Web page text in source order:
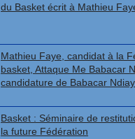
du Basket écrit à Mathieu
Mathieu Faye, candidat à la
basket, Attaque Me Babacar
candidature de Babacar
Basket : Séminaire de
la future Fédération